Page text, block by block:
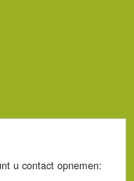
u contact opnemen: